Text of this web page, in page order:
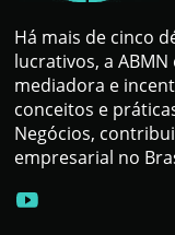
Há mais de cinco
lucrativos, a
mediadora e
conceitos e
Negócios,
empresarial no